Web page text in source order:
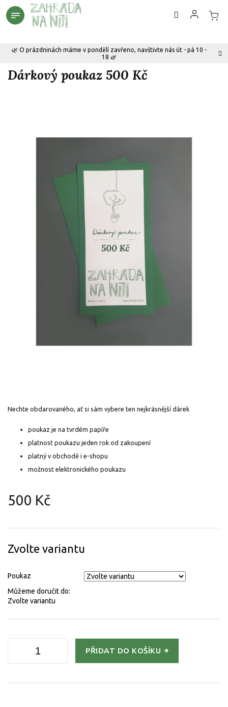
Přejít
na
🌿 O prázdninách máme v pondělí zavřeno, navštivte nás út - pá 10 -
18 🌿
Dárkový poukaz 500 Kč
500 Kč
cena:
Zvolte variantu
Poukaz
Můžeme doručit do:
Zvolte variantu
PŘIDAT DO KOŠÍKU
Nechte obdarovaného, ať si sám vybere ten nejkrásnější dárek
poukaz je na tvrdém papíře
platnost poukazu jeden rok od zakoupení
platný v obchodě i e-shopu
možnost elektronického poukazu